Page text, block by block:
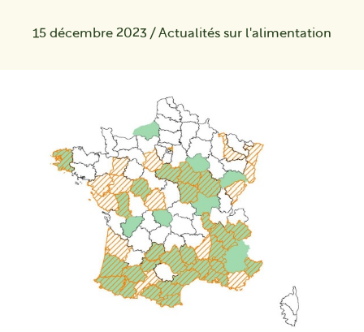
15 décembre 2023 / Actualités sur l'alimentation